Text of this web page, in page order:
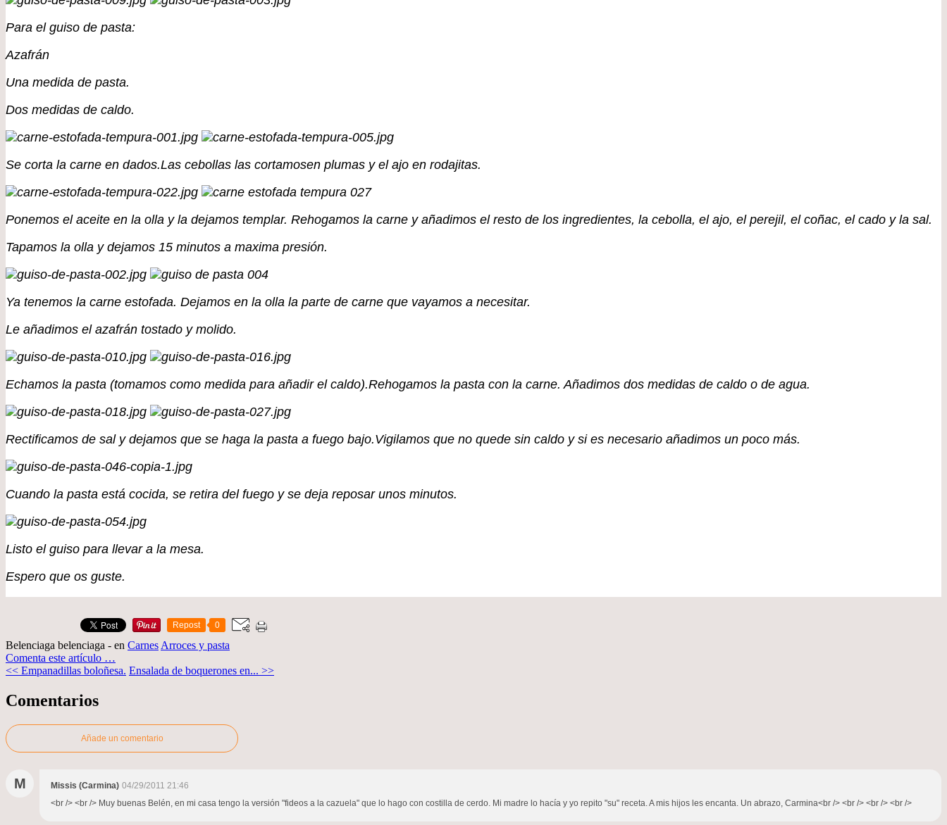
Para el guiso de pasta:
Azafrán
Una medida de pasta.
Dos medidas de caldo.
Se corta la carne en dados.Las cebollas las cortamosen plumas y el ajo en rodajitas.
Ponemos el aceite en la olla y la dejamos templar. Rehogamos la carne y añadimos el resto de los ingredientes, la cebolla, el ajo, el perejil, el coñac, el cado y la sal.
Tapamos la olla y dejamos 15 minutos a maxima presión.
Ya tenemos la carne estofada. Dejamos en la olla la parte de carne que vayamos a necesitar.
Le añadimos el azafrán tostado y molido.
Echamos la pasta (tomamos como medida para añadir el caldo).Rehogamos la pasta con la carne. Añadimos dos medidas de caldo o de agua.
Rectificamos de sal y dejamos que se haga la pasta a fuego bajo.Vigilamos que no quede sin caldo y si es necesario añadimos un poco más.
Cuando la pasta está cocida, se retira del fuego y se deja reposar unos minutos.
Listo el guiso para llevar a la mesa.
Espero que os guste.
Repost 0
Belenciaga belenciaga - en Carnes Arroces y pasta
Comenta este artículo …
<< Empanadillas boloñesa. Ensalada de boquerones en... >>
Comentarios
Añade un comentario
M Missis (Carmina) 04/29/2011 21:46
<br /> <br /> Muy buenas Belén, en mi casa tengo la versión "fideos a la cazuela" que lo hago con costilla de cerdo. Mi madre lo hacía y yo repito "su" receta. A mis hijos les encanta. Un abrazo, Carmina<br /> <br /> <br /> <br />